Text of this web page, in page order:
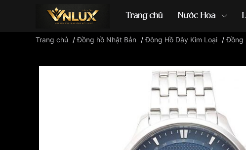
Trang chủ Nước Hoa
Đồng hồ casio đồng hồ
Trang chủ /Đồng hồ Nhật Bản /Đông Hồ Dây Kim Loại /Đồng